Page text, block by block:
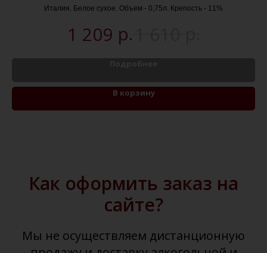
Италия. Белое сухое. Объем - 0,75л. Крепость - 11%
1 209 р.
В корзину
Как оформить заказ на
сайте?
Мы не осуществляем дистанционную